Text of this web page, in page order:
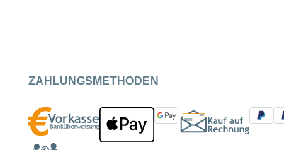
ZAHLUNGSMETHODEN